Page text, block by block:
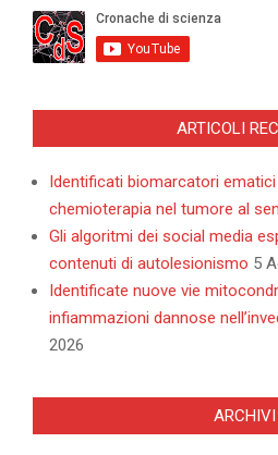
ARTICOLI
Identificati biomarcatori
chemioterapia nel tumore al
Gli algoritmi dei social media
contenuti di autolesionismo 5
Identificate nuove vie
infiammazioni dannose
2026
ARCHIVI